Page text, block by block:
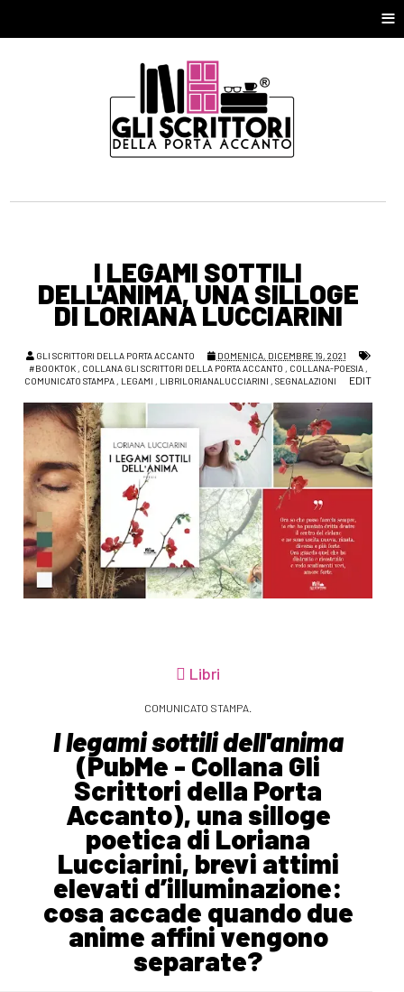
≡
I LEGAMI SOTTILI
DELL'ANIMA, UNA SILLOGE
DI LORIANA LUCCIARINI
GLI SCRITTORI DELLA PORTA ACCANTO
DOMENICA, DICEMBRE 19, 2021
#BOOKTOK, COLLANA GLI SCRITTORI DELLA PORTA ACCANTO , COLLANA-POESIA,
COMUNICATO STAMPA , LEGAMI , LIBRILORIANALUCCIARINI ,SEGNALAZIONI EDIT
Libri
COMUNICATO STAMPA.
I legami sottili dell'anima
(PubMe - Collana Gli
Scrittori della Porta
Accanto), una silloge
poetica di Loriana
Lucciarini, brevi attimi
elevati d’illuminazione:
cosa accade quando due
anime affini vengono
separate?